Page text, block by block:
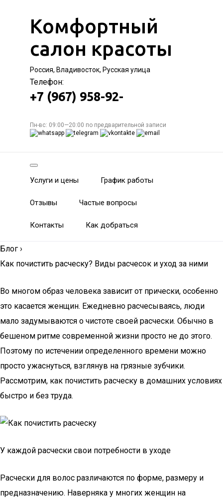
Комфортный
салон красоты
Россия, Владивосток, Русская улица
Телефон:
+7 (967) 958-92-
Пн-вс: 09:00—20:00 по предварительной записи
Услуги и цены График работы
Отзывы Частые вопросы
Контакты Как добраться
Блог ›
Как почистить расческу? Виды расчесок и уход за ними
Во многом образ человека зависит от прически, особенно
это касается женщин. Ежедневно расчесываясь, люди
мало задумываются о чистоте своей расчески. Обычно в
бешеном ритме современной жизни просто не до этого.
Поэтому по истечении определенного времени можно
просто ужаснуться, взглянув на грязные зубчики.
Рассмотрим, как почистить расческу в домашних условиях
быстро и без труда.
У каждой расчески свои потребности в уходе
Расчески для волос различаются по форме, размеру и
предназначению. Наверняка у многих женщин на